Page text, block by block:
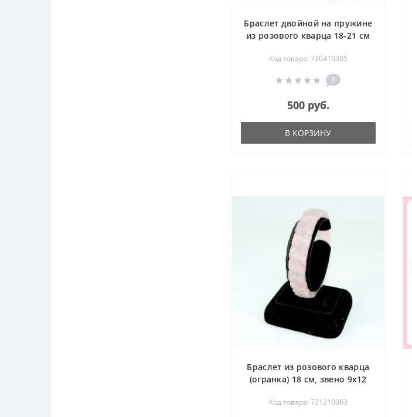
Браслет двойной на пружине
из розового кварца 18-21 см
Код товара: 730410305
0
500 руб.
В КОРЗИНУ
Браслет из розового кварца
(огранка) 18 см, звено 9х12
Код товара: 721210063